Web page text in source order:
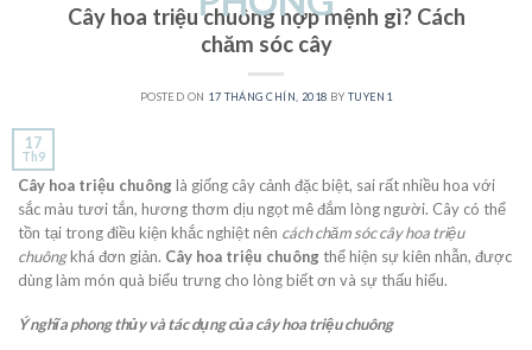
Cây hoa triệu chuông hợp mệnh gì? Cách
chăm sóc cây
POSTED ON 17 THÁNG CHÍN, 2018 BY TUYEN1
17
Th9
Cây hoa triệu chuông là giống cây cảnh đặc biệt, sai rất nhiều hoa với
sắc màu tươi tắn, hương thơm dịu ngọt mê đắm lòng người. Cây có thể
tồn tại trong điều kiện khắc nghiệt nên cách chăm sóc cây hoa triệu
chuôngkhá đơn giản. Cây hoa triệu chuông thể hiện sự kiên nhẫn, được
dùng làm món quà biểu trưng cho lòng biết ơn và sự thấu hiểu.
Ý nghĩa phong thủy và tác dụng của cây hoa triệu chuông